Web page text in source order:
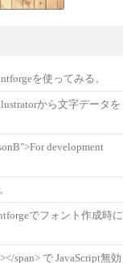
を使ってみる。
から文字データを
development
でフォント作成時に
span> で JavaScript無効